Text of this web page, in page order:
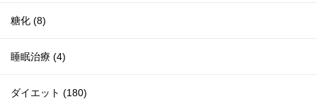
糖化 (8)
睡眠治療 (4)
ダイエット (180)